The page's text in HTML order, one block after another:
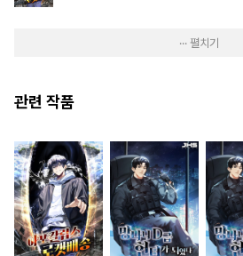
··· 펼치기
관련 작품